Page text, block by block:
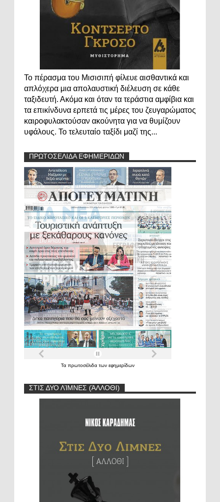
Το πέρασμα του Μισισιπή φίλευε αισθαντικά και
απλόχερα μια απολαυστική διέλευση σε κάθε
ταξιδευτή. Ακόμα και όταν τα τεράστια αμφίβια και
τα επικίνδυνα ερπετά τις μέρες του ζευγαρώματος
καιροφυλακτούσαν ακούνητα για να θυμίζουν
υφάλους. Το τελευταίο ταξίδι μαζί της...
ΠΡΩΤΟΣΕΛΙΔΑ ΕΦΗΜΕΡΙΔΩΝ
Τα πρωτοσέλιδα των εφημερίδων
ΣΤΙΣ ΔΥΟ ΛΊΜΝΕΣ (ΆΛΛΟΘΙ)